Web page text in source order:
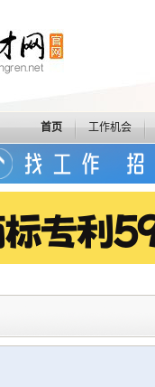
首页 工作机会